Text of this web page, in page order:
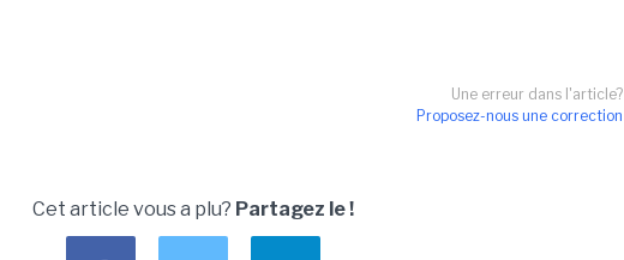
Une erreur dans l'article?
Proposez-nous une correction
Cet article vous a plu? Partagez le !